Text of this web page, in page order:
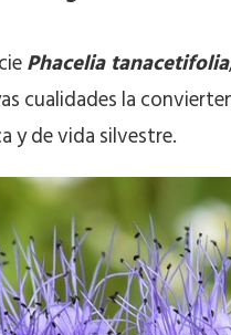
Phacelia tanacetifolia
cualidades la
y de vida silvestre.